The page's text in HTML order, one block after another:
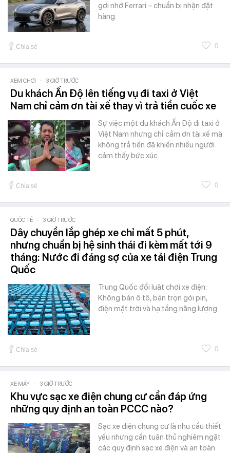
gợi nhớ Ferrari – chuẩn bị nhận đặt
hàng.
Chia sẻ 0
XEM CHƠI - 3 GIỜ TRƯỚC
Du khách Ấn Độ lên tiếng vụ đi taxi ở Việt
Nam chỉ cảm ơn tài xế thay vì trả tiền cuốc xe
Sự việc một du khách Ấn Độ đi taxi ở
Việt Nam nhưng chỉ cảm ơn tài xế mà
không trả tiền đã khiến nhiều người
cảm thấy bức xúc.
Chia sẻ 0
QUỐC TẾ - 3 GIỜ TRƯỚC
Dây chuyền lắp ghép xe chỉ mất 5 phút,
nhưng chuẩn bị hệ sinh thái đi kèm mất tới 9
tháng: Nước đi đáng sợ của xe tải điện Trung
Quốc
Trung Quốc đổi luật chơi xe điện:
Không bán ô tô, bán trọn gói pin,
điện mặt trời và hạ tầng năng lượng.
Chia sẻ 0
XE MÁY - 3 GIỜ TRƯỚC
Khu vực sạc xe điện chung cư cần đáp ứng
những quy định an toàn PCCC nào?
Sạc xe điện chung cư là nhu cầu thiết
yếu nhưng cần tuân thủ nghiêm ngặt
các quy định sạc xe điện và an toàn